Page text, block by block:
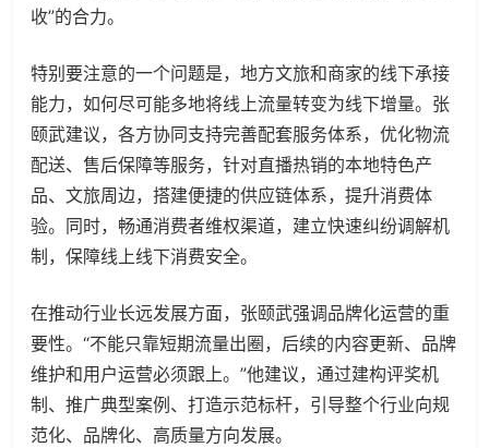
收”的合力。
特别要注意的一个问题是，地方文旅和商家的线下承接
能力，如何尽可能多地将线上流量转变为线下增量。张
颐武建议，各方协同支持完善配套服务体系，优化物流
配送、售后保障等服务，针对直播热销的本地特色产
品、文旅周边，搭建便捷的供应链体系，提升消费体
验。同时，畅通消费者维权渠道，建立快速纠纷调解机
制，保障线上线下消费安全。
在推动行业长远发展方面，张颐武强调品牌化运营的重
要性。“不能只靠短期流量出圈，后续的内容更新、品牌
维护和用户运营必须跟上。”他建议，通过建构评奖机
制、推广典型案例、打造示范标杆，引导整个行业向规
范化、品牌化、高质量方向发展。